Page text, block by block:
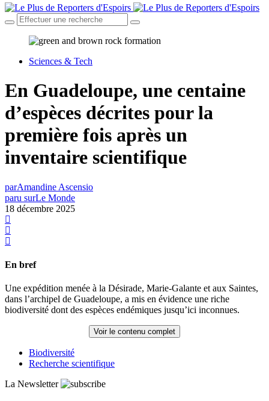
Sciences & Tech
En Guadeloupe, une centaine
d’espèces décrites pour la
première fois après un
inventaire scientifique
parAmandine Ascensio
paru surLe Monde
18 décembre 2025
En bref
Une expédition menée à la Désirade, Marie-Galante et aux Saintes,
dans l’archipel de Guadeloupe, a mis en évidence une riche
biodiversité dont des espèces endémiques jusqu’ici inconnues.
Voir le contenu complet
Biodiversité
Recherche scientifique
La Newsletter